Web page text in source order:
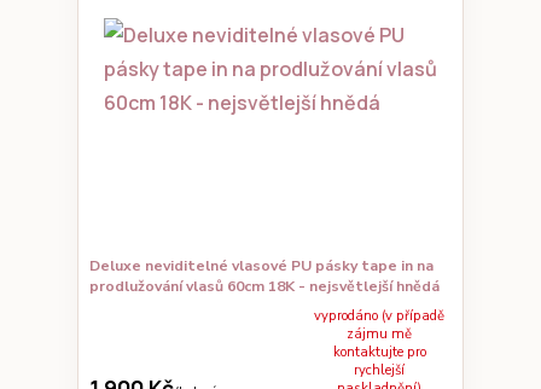
Deluxe neviditelné vlasové PU pásky tape in na
prodlužování vlasů 60cm 18K - nejsvětlejší hnědá
vyprodáno (v případě
zájmu mě
kontaktujte pro
rychlejší